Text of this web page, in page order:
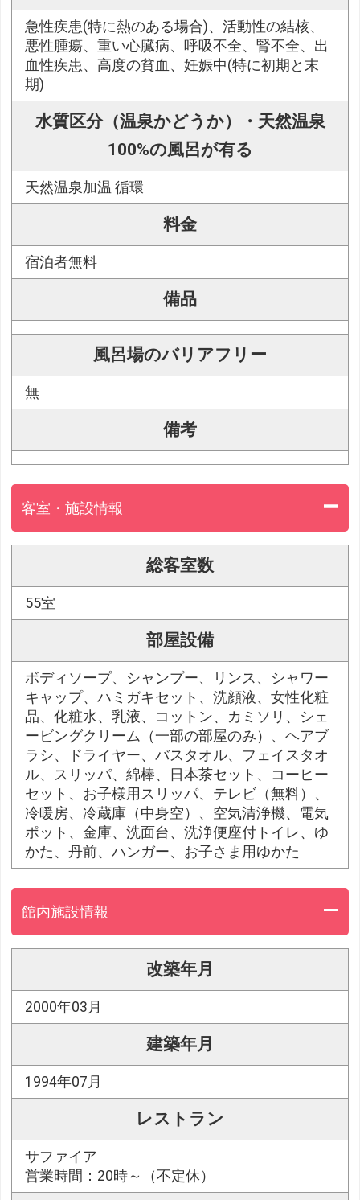
急性疾患(特に熱のある場合)、活動性の結核、
悪性腫瘍、重い心臓病、呼吸不全、腎不全、出
血性疾患、高度の貧血、妊娠中(特に初期と末
期)
水質区分（温泉かどうか）・天然温泉
100%の風呂が有る
天然温泉加温 循環
料金
宿泊者無料
備品
風呂場のバリアフリー
無
備考
客室・施設情報
総客室数
55室
部屋設備
ボディソープ、シャンプー、リンス、シャワー
キャップ、ハミガキセット、洗顔液、女性化粧
品、化粧水、乳液、コットン、カミソリ、シェ
ービングクリーム（一部の部屋のみ）、ヘアブ
ラシ、ドライヤー、バスタオル、フェイスタオ
ル、スリッパ、綿棒、日本茶セット、コーヒー
セット、お子様用スリッパ、テレビ（無料）、
冷暖房、冷蔵庫（中身空）、空気清浄機、電気
ポット、金庫、洗面台、洗浄便座付トイレ、ゆ
かた、丹前、ハンガー、お子さま用ゆかた
館内施設情報
改築年月
2000年03月
建築年月
1994年07月
レストラン
サファイア
営業時間：20時～（不定休）